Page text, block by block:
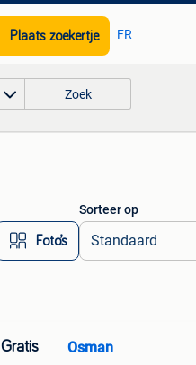
Plaats zoekertje FR
Zoek
Foto’s
Sorteer op
Gratis Osman